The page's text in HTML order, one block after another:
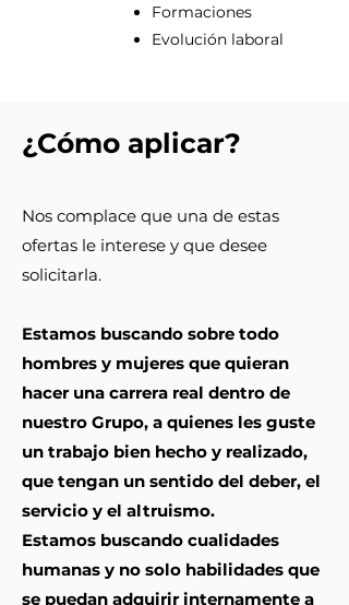
Formaciones
Evolución laboral
¿Cómo aplicar?
Nos complace que una de estas
ofertas le interese y que desee
solicitarla.
Estamos buscando sobre todo
hombres y mujeres que quieran
hacer una carrera real dentro de
nuestro Grupo, a quienes les guste
un trabajo bien hecho y realizado,
que tengan un sentido del deber, el
servicio y el altruismo.
Estamos buscando cualidades
humanas y no solo habilidades que
se puedan adquirir internamente a